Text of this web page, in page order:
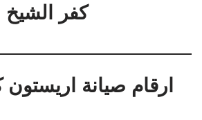
كفر الشيخ
ارقام صيانة